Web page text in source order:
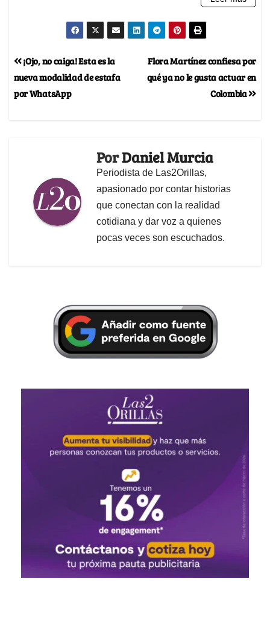
Flora Martínez confiesa por
qué ya no le gusta actuar en
Colombia
¡Ojo, no caiga! Esta es la
nueva modalidad de estafa
por WhatsApp
PorDaniel Murcia
Periodista de Las2Orillas,
apasionado por contar historias
que conectan con la realidad
cotidiana y dar voz a quienes
pocas veces son escuchados.